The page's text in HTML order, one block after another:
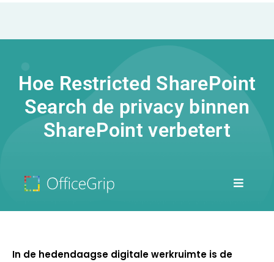
Hoe Restricted SharePoint
Search de privacy binnen
SharePoint verbetert
In de hedendaagse digitale werkruimte is de